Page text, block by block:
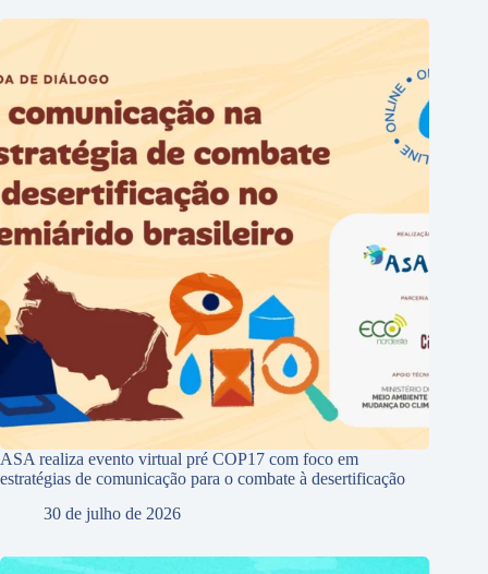
ASA realiza evento virtual pré COP17 com foco em
estratégias de comunicação para o combate à desertificação
30 de julho de 2026